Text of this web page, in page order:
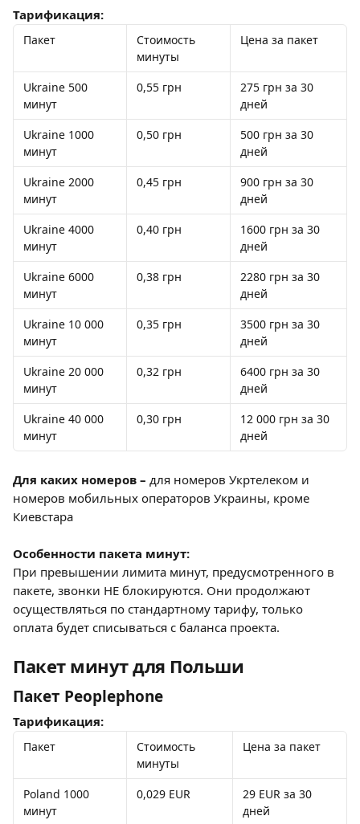
Тарификация:
Пакет
Стоимость
минуты
Цена за пакет
Ukraine 500
минут
0,55 грн
275 грн за 30
дней
Ukraine 1000
минут
0,50 грн
500 грн за 30
дней
Ukraine 2000
минут
0,45 грн
900 грн за 30
дней
Ukraine 4000
минут
0,40 грн
1600 грн за 30
дней
Ukraine 6000
минут
0,38 грн
2280 грн за 30
дней
Ukraine 10 000
минут
0,35 грн
3500 грн за 30
дней
Ukraine 20 000
минут
0,32 грн
6400 грн за 30
дней
Ukraine 40 000
минут
0,30 грн
12 000 грн за 30
дней
Для каких номеров – для номеров Укртелеком и
номеров мобильных операторов Украины, кроме
Киевстара
Особенности пакета минут:
При превышении лимита минут, предусмотренного в
пакете, звонки НЕ блокируются. Они продолжают
осуществляться по стандартному тарифу, только
оплата будет списываться с баланса проекта.
Пакет минут для Польши
Пакет Peoplephone
Тарификация:
Пакет
Стоимость
минуты
Цена за пакет
Poland 1000
минут
0,029 EUR
29 EUR за 30
дней